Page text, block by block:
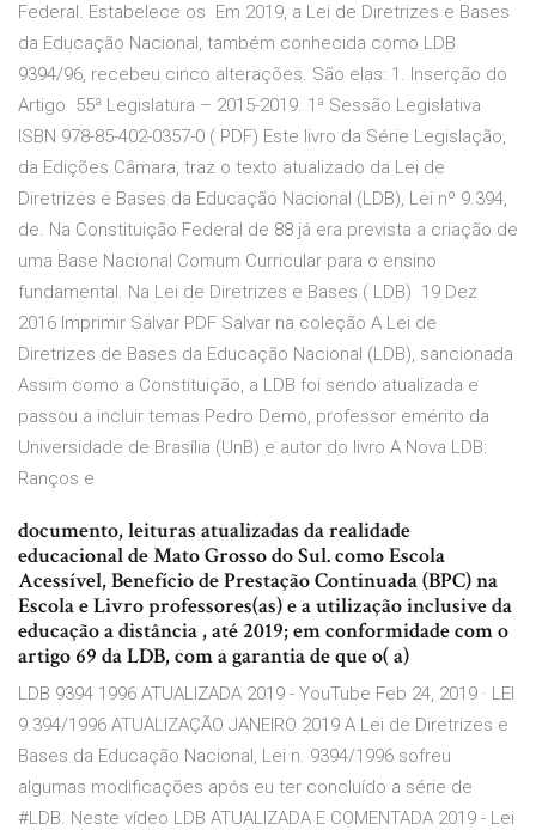
Federal. Estabelece os Em 2019, a Lei de Diretrizes e Bases
da Educação Nacional, também conhecida como LDB
9394/96, recebeu cinco alterações. São elas: 1. Inserção do
Artigo 55ª Legislatura – 2015-2019. 1ª Sessão Legislativa
ISBN 978-85-402-0357-0 ( PDF) Este livro da Série Legislação,
da Edições Câmara, traz o texto atualizado da Lei de
Diretrizes e Bases da Educação Nacional (LDB), Lei nº 9.394,
de. Na Constituição Federal de 88 já era prevista a criação de
uma Base Nacional Comum Curricular para o ensino
fundamental. Na Lei de Diretrizes e Bases ( LDB) 19 Dez
2016 Imprimir Salvar PDF Salvar na coleção A Lei de
Diretrizes de Bases da Educação Nacional (LDB), sancionada
Assim como a Constituição, a LDB foi sendo atualizada e
passou a incluir temas Pedro Demo, professor emérito da
Universidade de Brasília (UnB) e autor do livro A Nova LDB:
Ranços e
documento, leituras atualizadas da realidade
educacional de Mato Grosso do Sul. como Escola
Acessível, Benefício de Prestação Continuada (BPC) na
Escola e Livro professores(as) e a utilização inclusive da
educação a distância , até 2019; em conformidade com o
artigo 69 da LDB, com a garantia de que o( a)
LDB 9394 1996 ATUALIZADA 2019 - YouTube Feb 24, 2019 · LEI
9.394/1996 ATUALIZAÇÃO JANEIRO 2019 A Lei de Diretrizes e
Bases da Educação Nacional, Lei n. 9394/1996 sofreu
algumas modificações após eu ter concluído a série de
#LDB. Neste vídeo LDB ATUALIZADA E COMENTADA 2019 - Lei